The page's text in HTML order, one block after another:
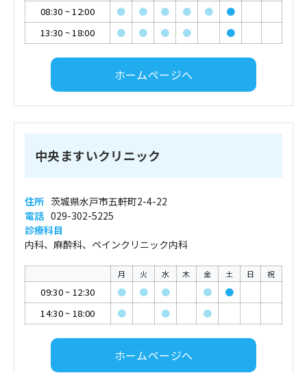
08:30 ~12:00 ● ● ● ● ●
●
13:30 ~18:00 ● ● ● ● ●
ホームページへ
中央ますいクリニック
住所 茨城県水戸市五軒町2-4-22
電話 029-302-5225
診療科目
内科、麻酔科、ペインクリニック内科
月 火 水 木 金 土 日 祝
09:30~ 12:30 ● ● ● ●
●
14:30~ 18:00 ● ● ●
ホームページへ